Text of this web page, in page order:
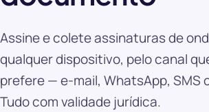
Assine e colete assinaturas de
qualquer dispositivo, pelo canal
prefere — e-mail, WhatsApp, SMS
Tudo com validade jurídica.